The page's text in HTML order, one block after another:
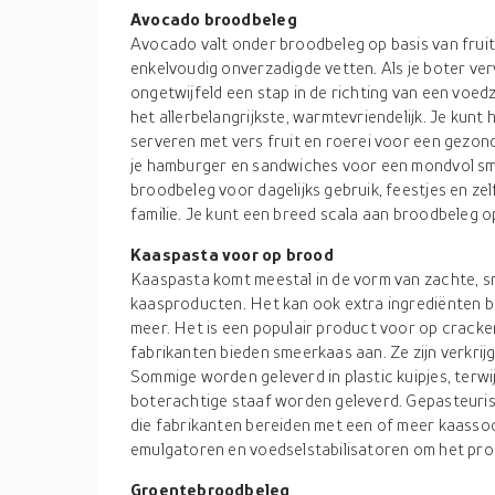
Avocado broodbeleg
Avocado valt onder broodbeleg op basis van
enkelvoudig onverzadigde vetten. Als je boter
ongetwijfeld een stap in de richting van een
het allerbelangrijkste, warmtevriendelijk. Je kunt
serveren met vers fruit en roerei voor een
je hamburger en sandwiches voor een mondvol
broodbeleg voor dagelijks gebruik, feestjes en
familie. Je kunt een breed scala aan broodbeleg
Kaaspasta voor op brood
Kaaspasta komt meestal in de vorm van zachte,
kaasproducten. Het kan ook extra ingrediënten
meer. Het is een populair product voor op
fabrikanten bieden smeerkaas aan. Ze zijn
Sommige worden geleverd in plastic kuipjes,
boterachtige staaf worden geleverd.
die fabrikanten bereiden met een of meer
emulgatoren en voedselstabilisatoren om het
Groentebroodbeleg